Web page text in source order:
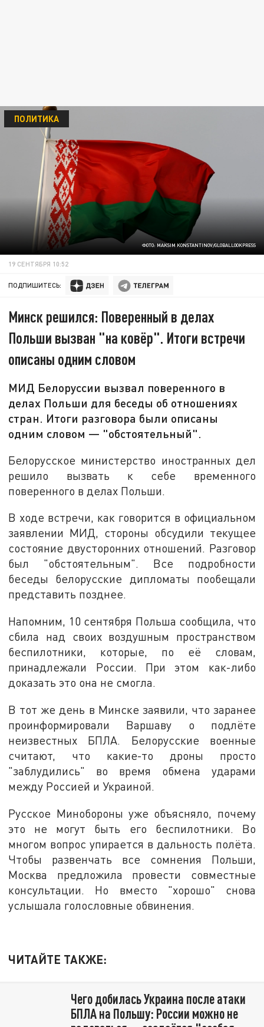
ФОТО: MAKSIM KONSTANTINOV/GLOBALLOOKPRESS
ПОЛИТИКА
19 СЕНТЯБРЯ 10:52
ПОДПИШИТЕСЬ:
Минск решился: Поверенный в делах
Польши вызван "на ковёр". Итоги встречи
описаны одним словом
МИД Белоруссии вызвал поверенного в
делах Польши для беседы об отношениях
стран. Итоги разговора были описаны
одним словом — "обстоятельный".
Белорусское министерство иностранных дел
решило вызвать к себе временного
поверенного в делах Польши.
В ходе встречи, как говорится в официальном
заявлении МИД, стороны обсудили текущее
состояние двусторонних отношений. Разговор
был "обстоятельным". Все подробности
беседы белорусские дипломаты пообещали
представить позднее.
Напомним, 10 сентября Польша сообщила, что
сбила над своих воздушным пространством
беспилотники, которые, по её словам,
принадлежали России. При этом как-либо
доказать это она не смогла.
В тот же день в Минске заявили, что заранее
проинформировали Варшаву о подлёте
неизвестных БПЛА. Белорусские военные
считают, что какие-то дроны просто
"заблудились" во время обмена ударами
между Россией и Украиной.
Русское Минобороны уже объясняло, почему
это не могут быть его беспилотники. Во
многом вопрос упирается в дальность полёта.
Чтобы развенчать все сомнения Польши,
Москва предложила провести совместные
консультации. Но вместо "хорошо" снова
услышала голословные обвинения.
ЧИТАЙТЕ ТАКЖЕ:
Чего добилась Украина после атаки
БПЛА на Польшу: России можно не